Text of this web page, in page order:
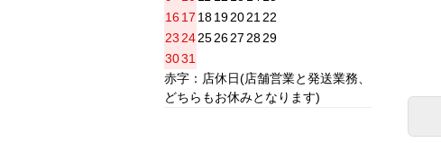
16 17 18192021 22
23 24252627 2829
3031
赤字：店休日(店舗営業と発送業務、
どちらもお休みとなります)